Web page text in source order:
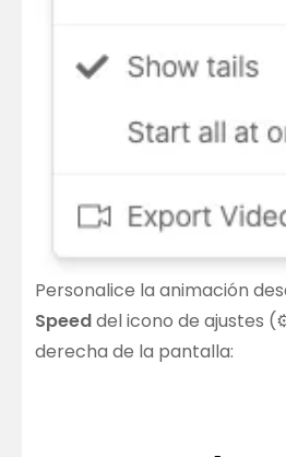
Personalice la animación
Speeddel icono de ajustes
derecha de la pantalla: